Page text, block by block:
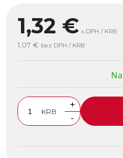
1,32 € s DPH / KRB
1,07 € bez DPH / KRB
KRB
+
-